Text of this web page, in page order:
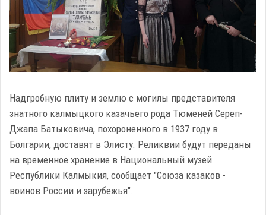
Надгробную плиту и землю с могилы представителя
знатного калмыцкого казачьего рода Тюменей Сереп-
Джапа Батыковича, похороненного в 1937 году в
Болгарии, доставят в Элисту. Реликвии будут переданы
на временное хранение в Национальный музей
Республики Калмыкия, сообщает "Союза казаков -
воинов России и зарубежья".